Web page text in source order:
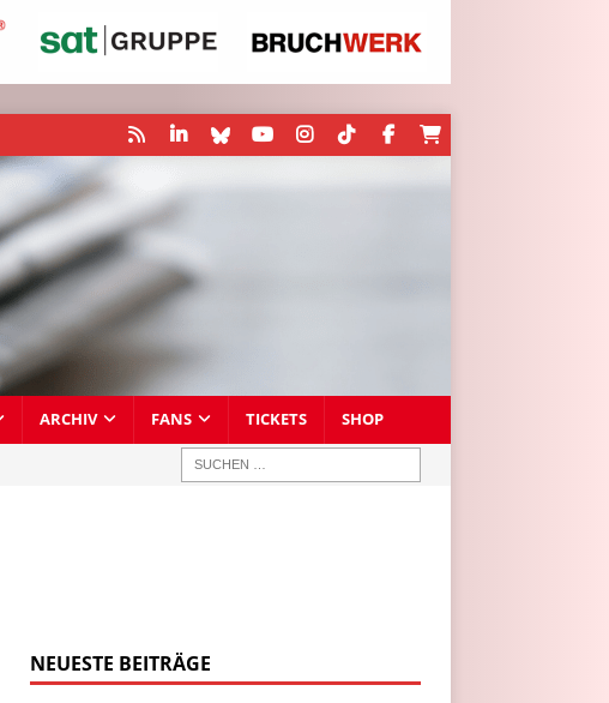
ARCHIV FANS TICKETS SHOP
NEUESTE BEITRÄGE